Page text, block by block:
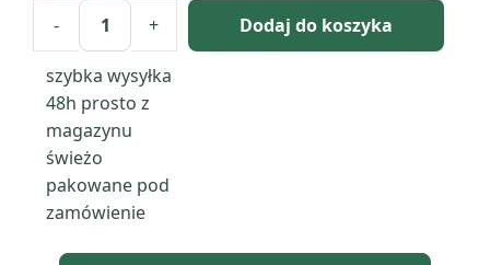
- + Dodaj do koszyka
szybka wysyłka
48h prosto z
magazynu
świeżo
pakowane pod
zamówienie